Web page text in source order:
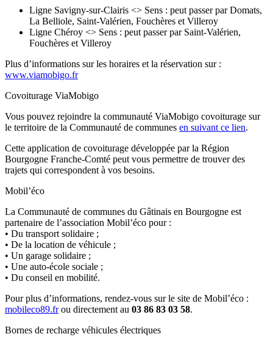
Ligne Savigny-sur-Clairis <> Sens : peut passer par Domats,
La Belliole, Saint-Valérien, Fouchères et Villeroy
Ligne Chéroy <> Sens : peut passer par Saint-Valérien,
Fouchères et Villeroy
Plus d’informations sur les horaires et la réservation sur :
www.viamobigo.fr
Covoiturage ViaMobigo
Vous pouvez rejoindre la communauté ViaMobigo covoiturage sur
le territoire de la Communauté de communes en suivant ce lien.
Cette application de covoiturage développée par la Région
Bourgogne Franche-Comté peut vous permettre de trouver des
trajets qui correspondent à vos besoins.
Mobil’éco
La Communauté de communes du Gâtinais en Bourgogne est
partenaire de l’association Mobil’éco pour :
• Du transport solidaire ;
• De la location de véhicule ;
• Un garage solidaire ;
• Une auto-école sociale ;
• Du conseil en mobilité.
Pour plus d’informations, rendez-vous sur le site de Mobil’éco :
mobileco89.frou directement au 03 86 83 03 58.
Bornes de recharge véhicules électriques